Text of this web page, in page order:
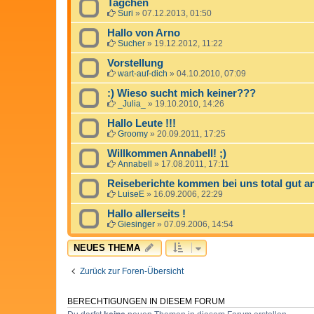
Tagchen
Suri » 07.12.2013, 01:50
Hallo von Arno
Sucher » 19.12.2012, 11:22
Vorstellung
wart-auf-dich » 04.10.2010, 07:09
:) Wieso sucht mich keiner???
_Julia_ » 19.10.2010, 14:26
Hallo Leute !!!
Groomy » 20.09.2011, 17:25
Willkommen Annabell! ;)
Annabell » 17.08.2011, 17:11
Reiseberichte kommen bei uns total gut
LuiseE » 16.09.2006, 22:29
Hallo allerseits !
Giesinger » 07.09.2006, 14:54
NEUES THEMA
Zurück zur Foren-Übersicht
BERECHTIGUNGEN IN DIESEM FORUM